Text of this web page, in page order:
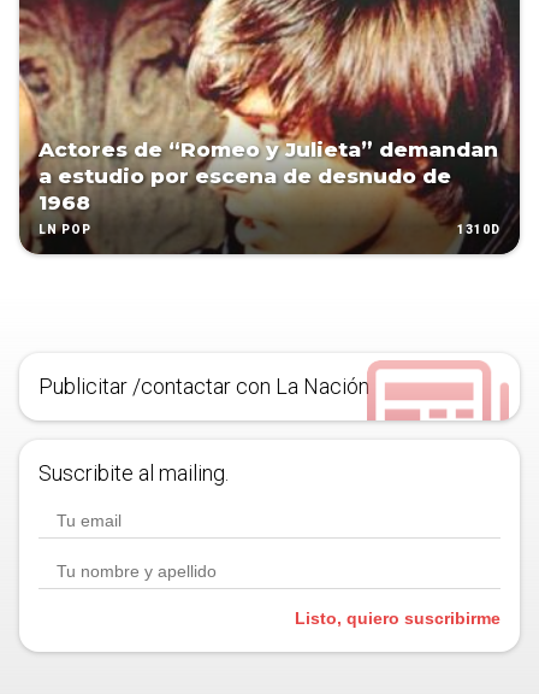
Actores de “Romeo y Julieta” demandan
a estudio por escena de desnudo de
1968
LN POP 1310D
Publicitar /contactar con La Nación
Suscribite al mailing.
Listo, quiero suscribirme